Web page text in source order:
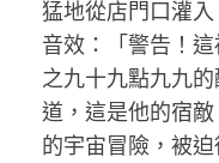
猛地從店門口灌
音效：「警告！
之九十九點九九
道，這是他的宿
的宇宙冒險，被